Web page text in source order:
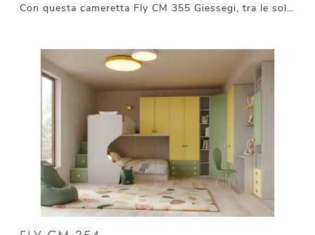
Con questa cameretta Fly CM 355 Giessegi, tra le soluzioni con letti scorrevoli, potrai allestire stanze moderne per bambini.